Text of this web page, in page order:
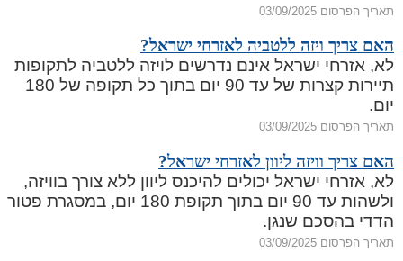
תאריך הפרסום 03/09/2025
האם צריך ויזה ללטביה לאזרחי ישראל?
לא, אזרחי ישראל אינם נדרשים לויזה ללטביה לתקופות
תיירות קצרות של עד 90 יום בתוך כל תקופה של 180
יום.
תאריך הפרסום 03/09/2025
האם צריך וויזה ליוון לאזרחי ישראל?
לא, אזרחי ישראל יכולים להיכנס ליוון ללא צורך בוויזה,
ולשהות עד 90 יום בתוך תקופת 180 יום, במסגרת פטור
הדדי בהסכם שנגן.
תאריך הפרסום 03/09/2025